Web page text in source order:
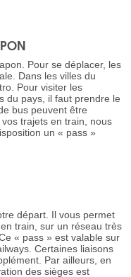
Pour se déplacer, les
Dans les villes du
Pour visiter les
du pays, il faut prendre le
bus peuvent être
trajets en train, nous
un « pass »
départ. Il vous permet
train, sur un réseau très
« pass » est valable sur
Certaines liaisons
Par ailleurs, en
des sièges est